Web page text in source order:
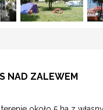
NAD ZALEWEM